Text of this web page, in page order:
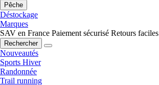
Pêche
Déstockage
Marques
SAV en France Paiement sécurisé Retours faciles
Rechercher
Nouveautés
Sports Hiver
Randonnée
Trail running